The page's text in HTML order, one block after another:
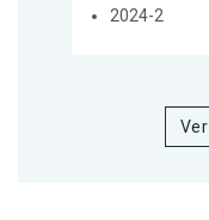
2024-2